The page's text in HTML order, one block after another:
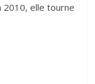
elle tourne